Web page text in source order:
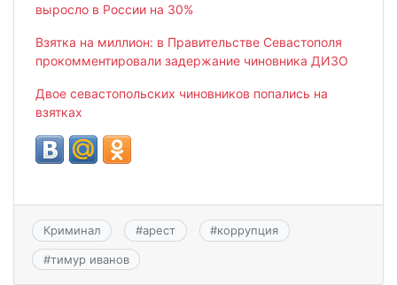
выросло в России на 30%
Взятка на миллион: в Правительстве Севастополя
прокомментировали задержание чиновника ДИЗО
Двое севастопольских чиновников попались на
взятках
Криминал #арест #коррупция
#тимур иванов